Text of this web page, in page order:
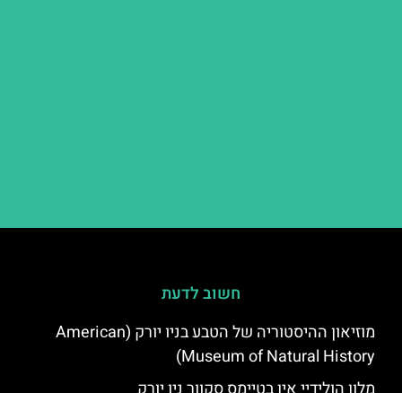
חשוב לדעת
מוזיאון ההיסטוריה של הטבע בניו יורק (American
Museum of Natural History)